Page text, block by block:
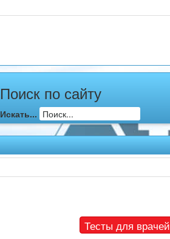
Поиск по сайту
Искать...
Тесты для врачей